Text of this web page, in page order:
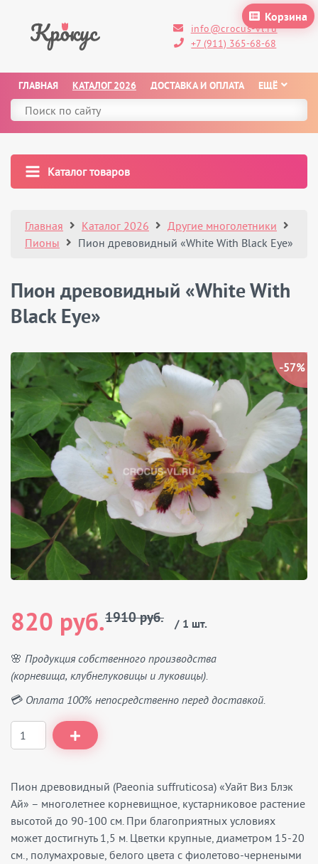
Корзина
info@crocus-vl.ru
+7 (911) 365-68-68
ГЛАВНАЯ КАТАЛОГ 2026 ДОСТАВКА И ОПЛАТА ЕЩЁ
Каталог товаров
Главная Каталог 2026
Другие многолетники
Пионы
Пион древовидный «White With Black Eye»
Пион древовидный «White With
Black Eye»
-57%
820 руб.1910 руб. / 1 шт.
🌸 Продукция собственного производства
(корневища, клубнелуковицы и луковицы).
💳 Оплата 100% непосредственно перед доставкой.
Пион древовидный (Paeonia suffruticosa) «Уайт Виз Блэк
Ай» – многолетнее корневищное, кустарниковое растение
высотой до 90-100 см. При благоприятных условиях
может достигнуть 1,5 м. Цветки крупные, диаметром 15-20
см., полумахровые, белого цвета с фиолетово-чернеными